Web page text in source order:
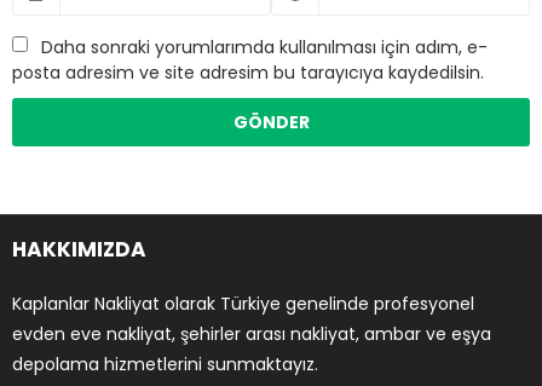
Daha sonraki yorumlarımda kullanılması için adım, e-
posta adresim ve site adresim bu tarayıcıya kaydedilsin.
HAKKIMIZDA
Kaplanlar Nakliyat olarak Türkiye genelinde profesyonel
evden eve nakliyat, şehirler arası nakliyat, ambar ve eşya
depolama hizmetlerini sunmaktayız.